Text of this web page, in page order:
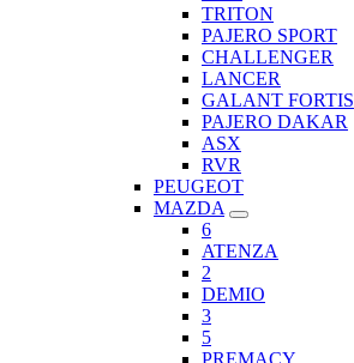
TRITON
PAJERO SPORT
CHALLENGER
LANCER
GALANT FORTIS
PAJERO DAKAR
ASX
RVR
PEUGEOT
MAZDA
6
ATENZA
2
DEMIO
3
5
PREMACY